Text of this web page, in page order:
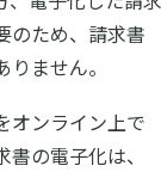
のため、請求書
ません。
オンライン上で
の電子化は、